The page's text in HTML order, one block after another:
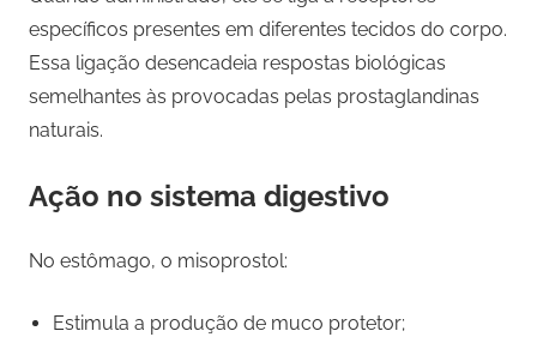
específicos presentes em diferentes tecidos do corpo.
Essa ligação desencadeia respostas biológicas
semelhantes às provocadas pelas prostaglandinas
naturais.
Ação no sistema digestivo
No estômago, o misoprostol:
Estimula a produção de muco protetor;